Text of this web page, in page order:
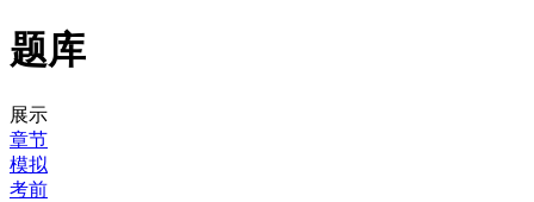
题库
展示
章节
模拟
考前